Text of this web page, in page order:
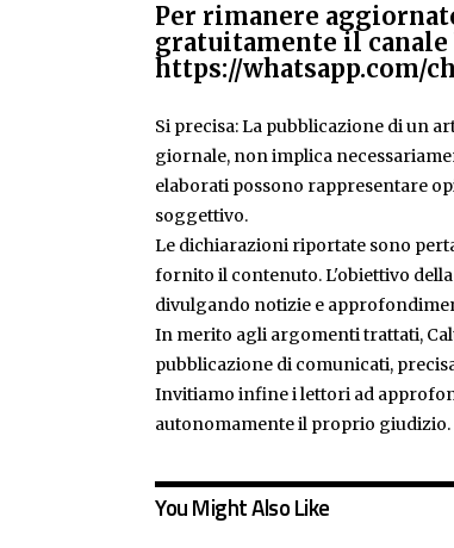
Per rimanere
gratuitamente il canale
https://whatsapp.com/
Si precisa: La pubblicazione di un
giornale, non implica
elaborati possono rappresentare
soggettivo.
Le dichiarazioni riportate sono
fornito il contenuto. L'obiettivo
divulgando notizie e
In merito agli argomenti trattati,
pubblicazione di comunicati,
Invitiamo infine i lettori ad
autonomamente il proprio giudizio.
You Might Also Like